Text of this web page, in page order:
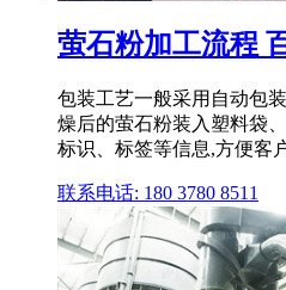
萤石粉加工流程
包装工艺一般采用自动包
燥后的萤石粉装入塑料袋
标识、标签等信息,方便客
联系电话: 180 3780 8511